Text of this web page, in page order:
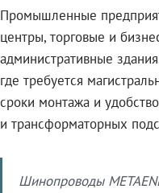
Промышленные
центры, торговые и
административные
где требуется
сроки монтажа и
и трансформаторных
Шинопроводы